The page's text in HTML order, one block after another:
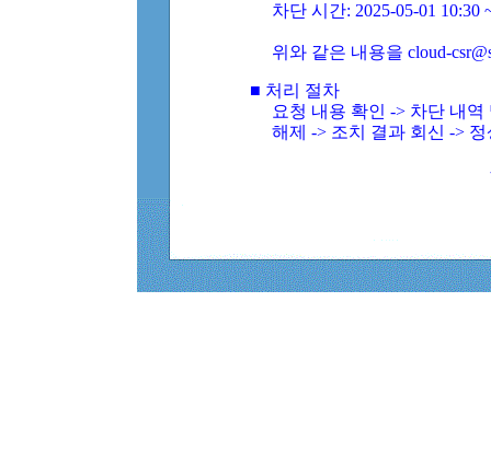
차단 시간: 2025-05-01 10:30
위와 같은 내용을 cloud-
■ 처리 절차
요청 내용 확인 -> 차단 내
해제 -> 조치 결과 회신 ->